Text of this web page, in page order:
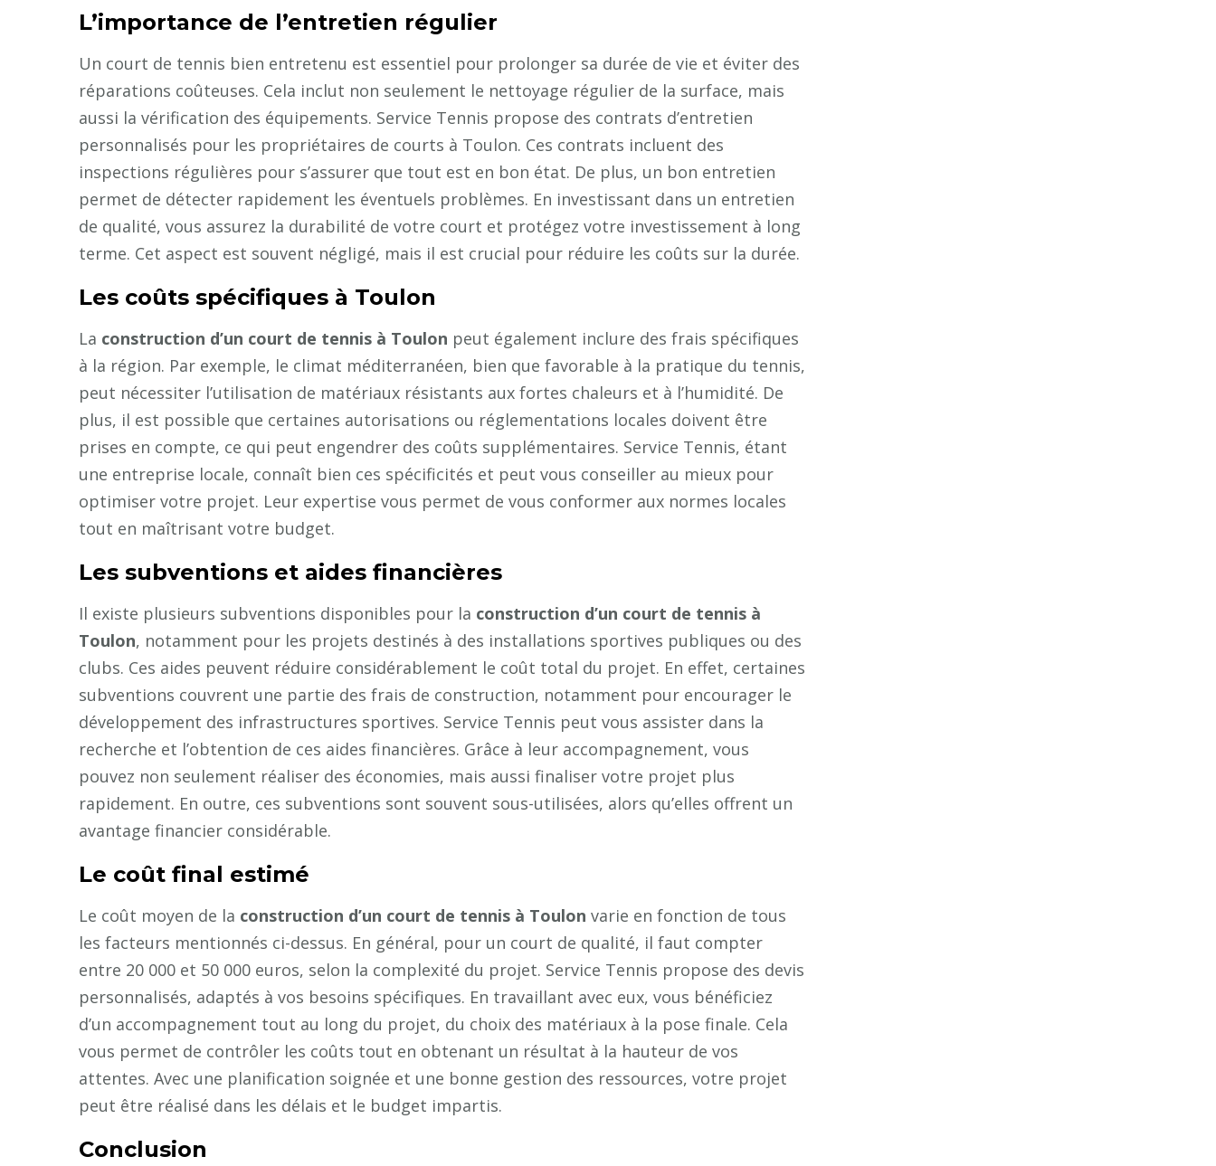
L’importance de l’entretien régulier
Un court de tennis bien entretenu est essentiel pour prolonger sa durée de vie et éviter des
réparations coûteuses. Cela inclut non seulement le nettoyage régulier de la surface, mais
aussi la vérification des équipements. Service Tennis propose des contrats d’entretien
personnalisés pour les propriétaires de courts à Toulon. Ces contrats incluent des
inspections régulières pour s’assurer que tout est en bon état. De plus, un bon entretien
permet de détecter rapidement les éventuels problèmes. En investissant dans un entretien
de qualité, vous assurez la durabilité de votre court et protégez votre investissement à long
terme. Cet aspect est souvent négligé, mais il est crucial pour réduire les coûts sur la durée.
Les coûts spécifiques à Toulon
La construction d’un court de tennis à Toulon peut également inclure des frais spécifiques
à la région. Par exemple, le climat méditerranéen, bien que favorable à la pratique du tennis,
peut nécessiter l’utilisation de matériaux résistants aux fortes chaleurs et à l’humidité. De
plus, il est possible que certaines autorisations ou réglementations locales doivent être
prises en compte, ce qui peut engendrer des coûts supplémentaires. Service Tennis, étant
une entreprise locale, connaît bien ces spécificités et peut vous conseiller au mieux pour
optimiser votre projet. Leur expertise vous permet de vous conformer aux normes locales
tout en maîtrisant votre budget.
Les subventions et aides financières
Il existe plusieurs subventions disponibles pour la construction d’un court de tennis à
Toulon, notamment pour les projets destinés à des installations sportives publiques ou des
clubs. Ces aides peuvent réduire considérablement le coût total du projet. En effet, certaines
subventions couvrent une partie des frais de construction, notamment pour encourager le
développement des infrastructures sportives. Service Tennis peut vous assister dans la
recherche et l’obtention de ces aides financières. Grâce à leur accompagnement, vous
pouvez non seulement réaliser des économies, mais aussi finaliser votre projet plus
rapidement. En outre, ces subventions sont souvent sous-utilisées, alors qu’elles offrent un
avantage financier considérable.
Le coût final estimé
Le coût moyen de la construction d’un court de tennis à Toulon varie en fonction de tous
les facteurs mentionnés ci-dessus. En général, pour un court de qualité, il faut compter
entre 20 000 et 50 000 euros, selon la complexité du projet. Service Tennis propose des devis
personnalisés, adaptés à vos besoins spécifiques. En travaillant avec eux, vous bénéficiez
d’un accompagnement tout au long du projet, du choix des matériaux à la pose finale. Cela
vous permet de contrôler les coûts tout en obtenant un résultat à la hauteur de vos
attentes. Avec une planification soignée et une bonne gestion des ressources, votre projet
peut être réalisé dans les délais et le budget impartis.
Conclusion